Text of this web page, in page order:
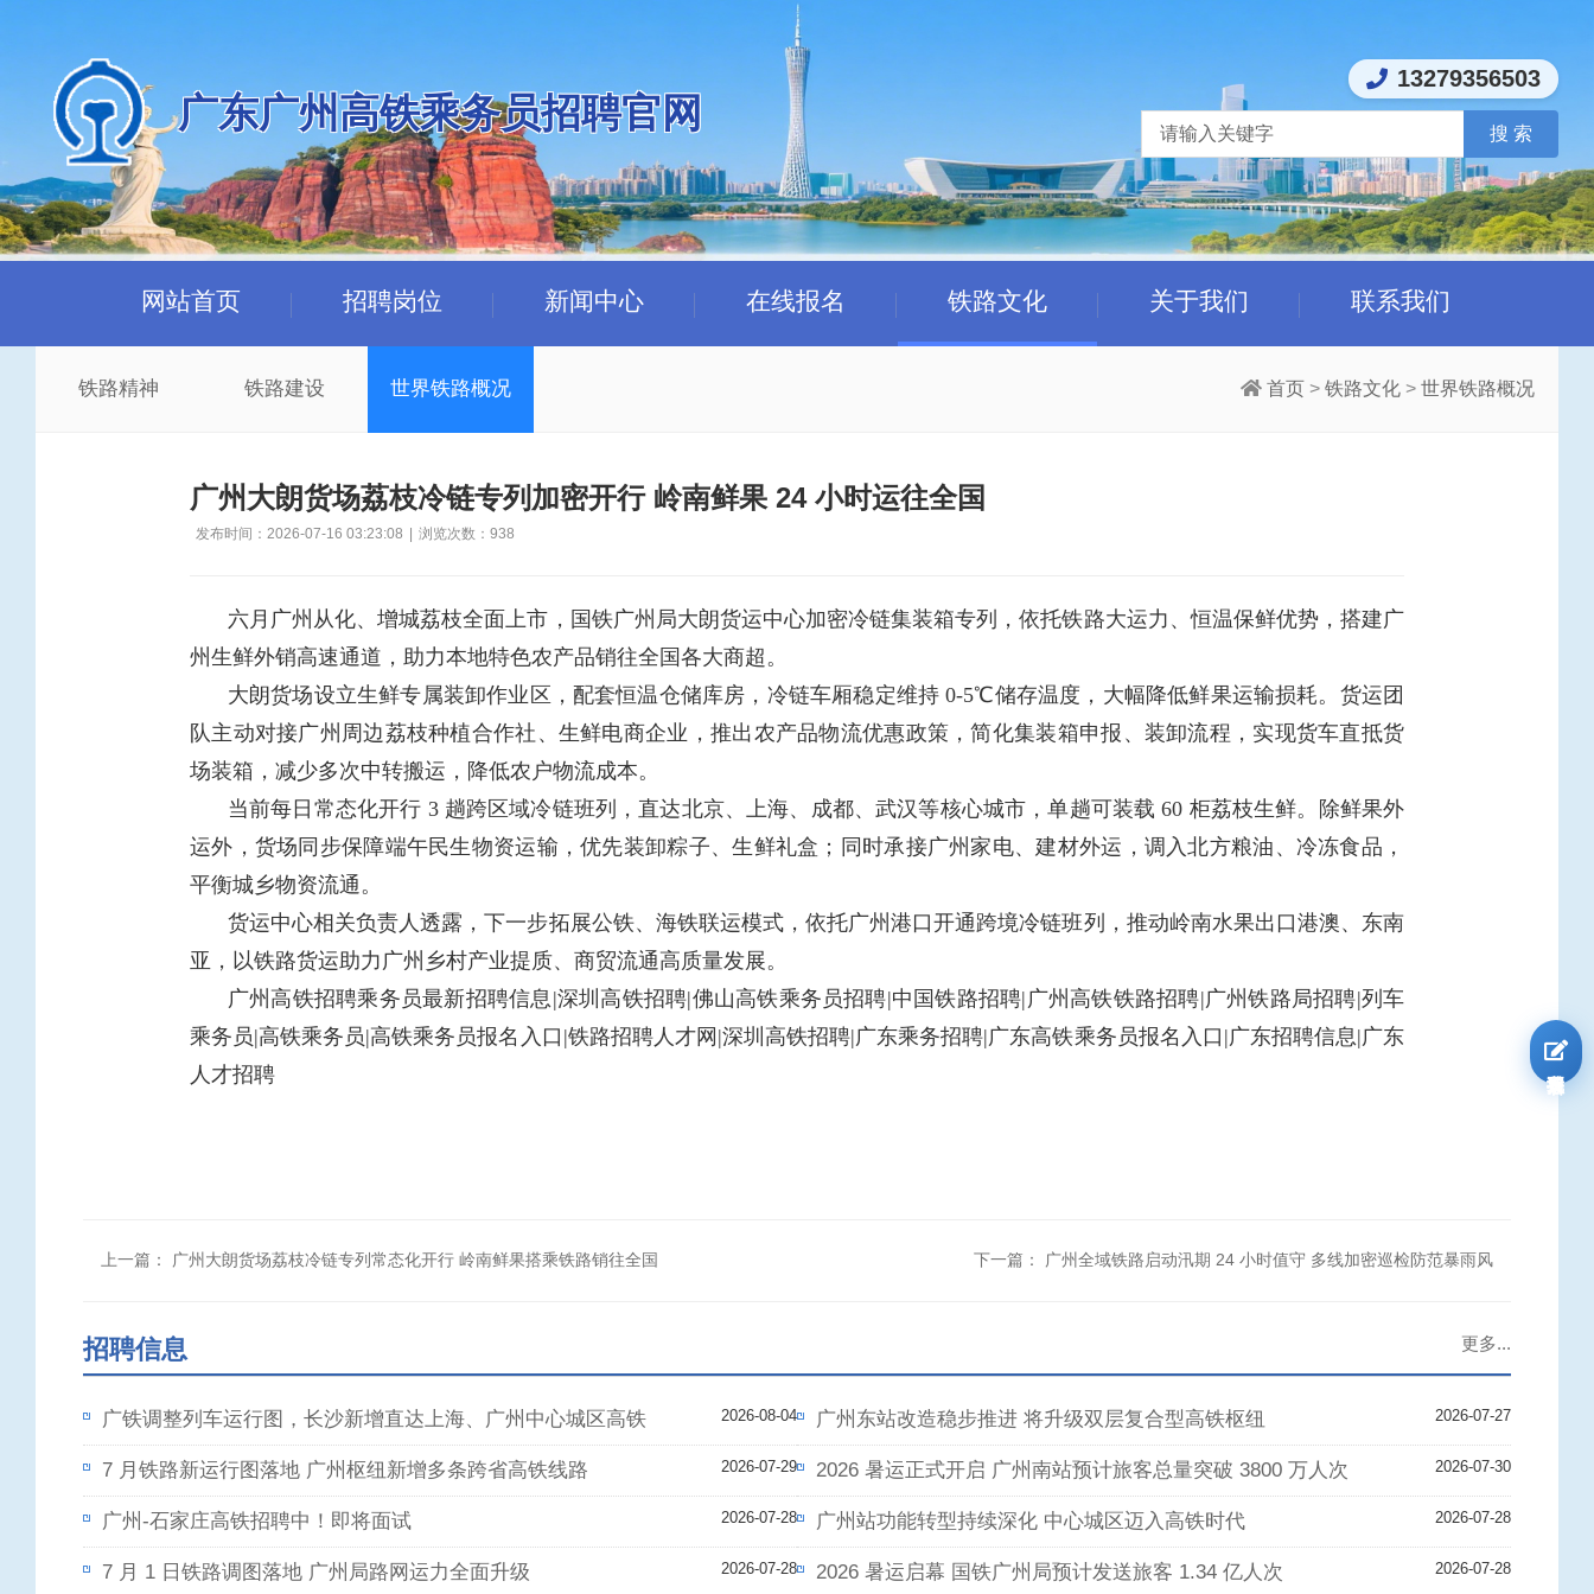
广东广州高铁乘务员招聘官网
13279356503
网站首页 招聘岗位 新闻中心 在线报名 铁路文化 关于我们 联系我们
铁路精神 铁路建设 世界铁路概况 首页 >铁路文化 >世界铁路概况
广州大朗货场荔枝冷链专列加密开行 岭南鲜果 24 小时运往全国
发布时间：2026-07-16 03:23:08 浏览次数： 938
六月广州从化、增城荔枝全面上市，国铁广州局大朗货运中心加密冷链集装箱专列，依托铁路大运力、恒温保鲜优势，搭建广
州生鲜外销高速通道，助力本地特色农产品销往全国各大商超。
大朗货场设立生鲜专属装卸作业区，配套恒温仓储库房，冷链车厢稳定维持 0-5℃储存温度，大幅降低鲜果运输损耗。货运团
队主动对接广州周边荔枝种植合作社、生鲜电商企业，推出农产品物流优惠政策，简化集装箱申报、装卸流程，实现货车直抵货
场装箱，减少多次中转搬运，降低农户物流成本。
当前每日常态化开行 3 趟跨区域冷链班列，直达北京、上海、成都、武汉等核心城市，单趟可装载 60 柜荔枝生鲜。除鲜果外
运外，货场同步保障端午民生物资运输，优先装卸粽子、生鲜礼盒；同时承接广州家电、建材外运，调入北方粮油、冷冻食品，
平衡城乡物资流通。
货运中心相关负责人透露，下一步拓展公铁、海铁联运模式，依托广州港口开通跨境冷链班列，推动岭南水果出口港澳、东南
亚，以铁路货运助力广州乡村产业提质、商贸流通高质量发展。
广州高铁招聘乘务员最新招聘信息|深圳高铁招聘|佛山高铁乘务员招聘|中国铁路招聘|广州高铁铁路招聘|广州铁路局招聘|列车
乘务员|高铁乘务员|高铁乘务员报名入口|铁路招聘人才网|深圳高铁招聘|广东乘务招聘|广东高铁乘务员报名入口|广东招聘信息|广东
人才招聘
上一篇： 广州大朗货场荔枝冷链专列常态化开行 岭南鲜果搭乘铁路销往全国 下一篇： 广州全域铁路启动汛期 24 小时值守 多线加密巡检防范暴雨风
更多...
招聘信息
广铁调整列车运行图，长沙新增直达上海、广州中心城区高铁 2026-08-04 广州东站改造稳步推进 将升级双层复合型高铁枢纽 2026-07-27
7 月铁路新运行图落地 广州枢纽新增多条跨省高铁线路 2026-07-29 2026 暑运正式开启 广州南站预计旅客总量突破 3800 万人次 2026-07-30
广州-石家庄高铁招聘中！即将面试 2026-07-28 广州站功能转型持续深化 中心城区迈入高铁时代 2026-07-28
7 月 1 日铁路调图落地 广州局路网运力全面升级 2026-07-28 2026 暑运启幕 国铁广州局预计发送旅客 1.34 亿人次 2026-07-28
我要报名